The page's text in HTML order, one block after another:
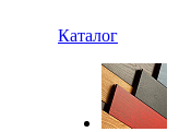
Каталог